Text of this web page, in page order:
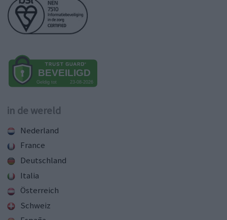
in de wereld
Nederland
France
Deutschland
Italia
Österreich
Schweiz